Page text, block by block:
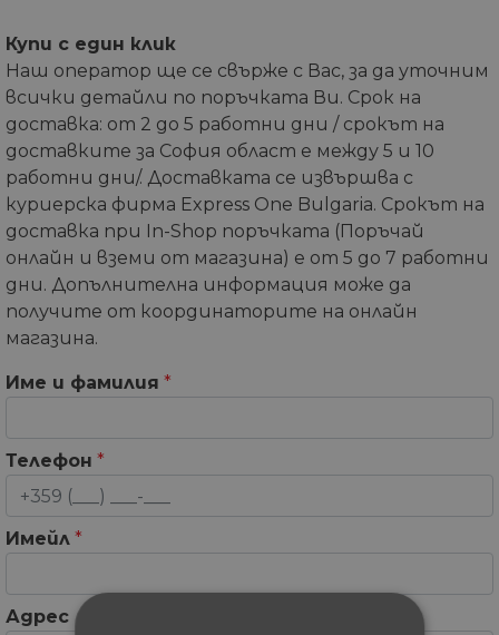
Купи с един клик
Наш оператор ще се свърже с Вас, за да уточним
всички детайли по поръчката Ви. Срок на
доставка: от 2 до 5 работни дни / срокът на
доставките за София област е между 5 и 10
работни дни/. Доставката се извършва с
куриерска фирма Express One Bulgaria. Срокът на
доставка при In-Shop поръчката (Поръчай
онлайн и вземи от магазина) е от 5 до 7 работни
дни. Допълнителна информация може да
получите от координаторите на онлайн
магазина.
Име и фамилия *
Телефон *
Имейл *
Адрес